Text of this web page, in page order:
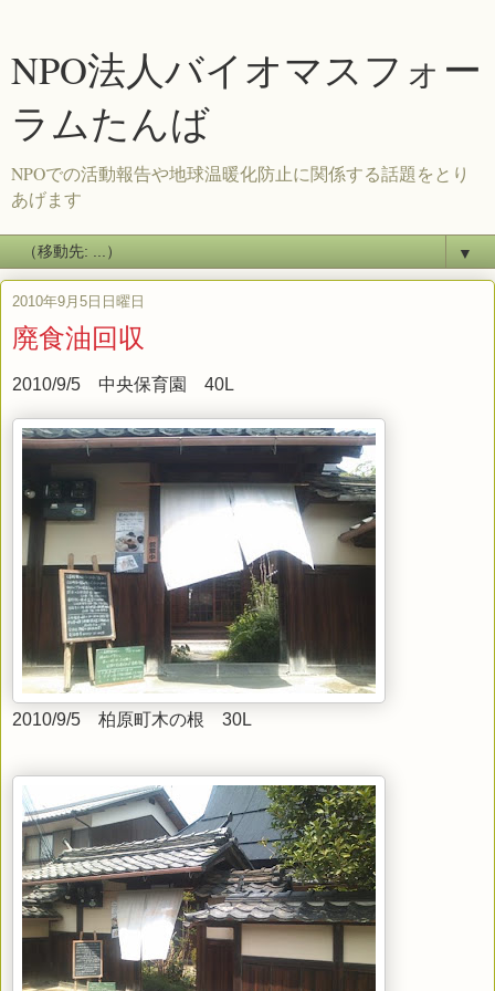
NPO法人バイオマスフォー
ラムたんば
NPOでの活動報告や地球温暖化防止に関係する話題をとり
あげます
▼
2010年9月5日日曜日
廃食油回収
2010/9/5 中央保育園 40L
2010/9/5 柏原町木の根 30L